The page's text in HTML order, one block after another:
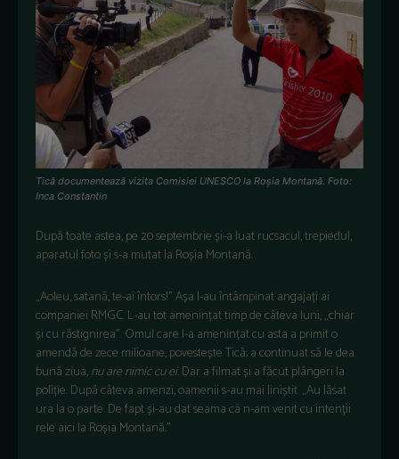
Tică documentează vizita Comisiei UNESCO la Roșia Montană. Foto:
Inca Constantin
După toate astea, pe 20 septembrie și-a luat rucsacul, trepiedul,
aparatul foto și s-a mutat la Roșia Montană.
„Aoleu, satană, te-ai întors!” Așa l-au întâmpinat angajați ai
companiei RMGC. L-au tot amenințat timp de câteva luni, „chiar
și cu răstignirea”. Omul care l-a amenințat cu asta a primit o
amendă de zece milioane, povestește Tică; a continuat să le dea
bună ziua,nu are nimic cu ei. Dar a filmat și a făcut plângeri la
poliție. După câteva amenzi, oamenii s-au mai liniștit. „Au lăsat
ura la o parte. De fapt și-au dat seama că n-am venit cu intenții
rele aici la Roșia Montană.”